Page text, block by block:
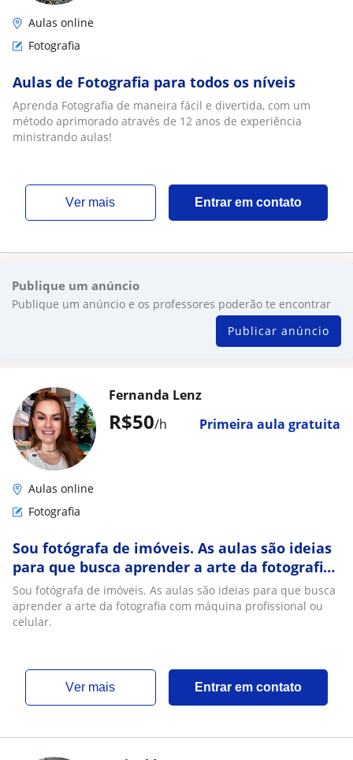
Aulas online
Fotografia
Aulas de Fotografia para todos os níveis
Aprenda Fotografia de maneira fácil e divertida, com um
método aprimorado através de 12 anos de experiência
ministrando aulas!
ver mais Entrar em contato
Publique um anúncio
Publique um anúncio e os professores poderão te encontrar
Publicar anúncio
R$50/h Primeira aula gratuita
Fernanda Lenz
Aulas online
Fotografia
Sou fotógrafa de imóveis. As aulas são ideias
para que busca aprender a arte da fotografia
com máquina profissional ou celular
Sou fotógrafa de imóveis. As aulas são ideias para que busca
aprender a arte da fotografia com máquina profissional ou
celular.
ver mais Entrar em contato